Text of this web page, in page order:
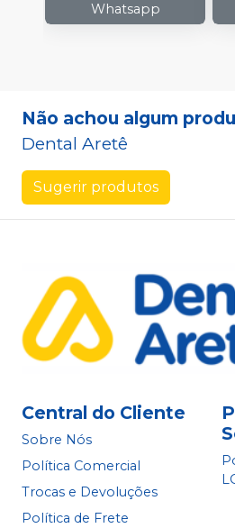
Whatsapp
Não achou algum
Dental Aretê
Sugerir produtos
Central do Cliente
Sobre Nós
Política Comercial
Trocas e Devoluções
Política de Frete